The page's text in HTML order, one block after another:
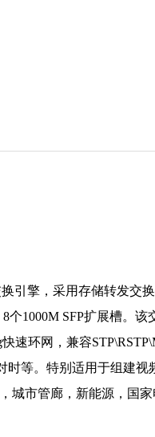
擎，采用存储转发交
个1000M SFP扩展槽。
速环网，兼容
时等。特别适用于组建
市管廊，新能源，国家